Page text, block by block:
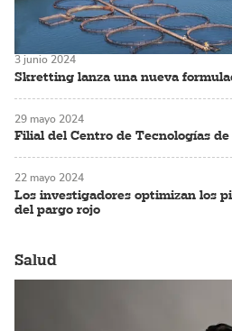
Skretting lanza una nueva
3 junio 2024
Filial del Centro de Tecnologías
29 mayo 2024
Los investigadores optimizan los
del pargo rojo
22 mayo 2024
Salud